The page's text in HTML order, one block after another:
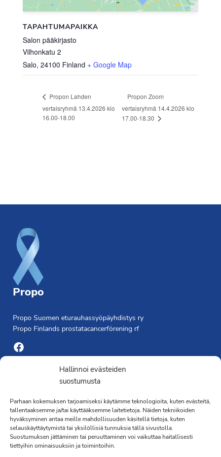
Hallinnoi evästeiden
suostumusta
Parhaan kokemuksen tarjoamiseksi käytämme teknologioita, kuten evästeitä,
tallentaaksemme ja/tai käyttääksemme laitetietoja. Näiden tekniikoiden
hyväksyminen antaa meille mahdollisuuden käsitellä tietoja, kuten
selauskäyttäytymistä tai yksilöllisiä tunnuksia tällä sivustolla.
Suostumuksen jättäminen tai peruuttaminen voi vaikuttaa haitallisesti
tiettyihin ominaisuuksiin ja toimintoihin.
TAPAHTUMAPAIKKA
Salon pääkirjasto
Vilhonkatu 2
Salo, 24100 Finland + Google Map
Propon Lahden
vertaisryhmä 13.4.2026 klo
16.00-18.00
Propon Zoom
vertaisryhmä 14.4.2026 klo
17.00-18.30
Propo
Propo Suomen eturauhassyöpäyhdistys ry
Propo Finlands prostatacancerförening rf
Facebook
Yhdistyksen toimisto
Laivapojankatu 3 C, 00180 Helsinki
toimisto@propo.fi
Saavutettavuusseloste »
Toiminnanjohtaja